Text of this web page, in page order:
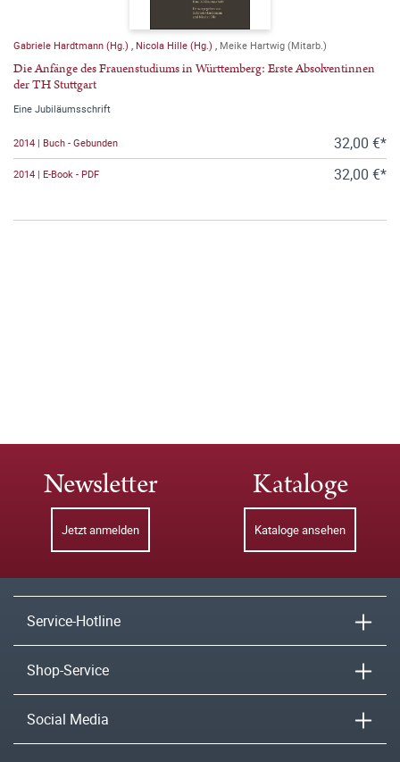
Gabriele Hardtmann (Hg.) Nicola Hille (Hg.) Meike Hartwig (Mitarb.)
Die Anfänge des Frauenstudiums in Württemberg: Erste Absolventinnen
der TH Stuttgart
Eine Jubiläumsschrift
2014 | Buch - Gebunden 32,00 €*
2014 | E-Book - PDF 32,00 €*
Newsletter
Jetzt anmelden
Kataloge
Kataloge ansehen
Service-Hotline
Shop-Service
Social Media